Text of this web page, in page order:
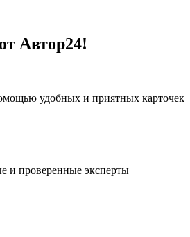
от Автор24!
удобных и приятных карточек
и проверенные эксперты